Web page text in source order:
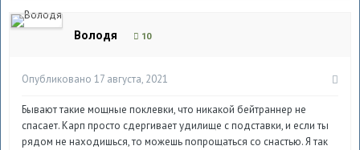
Володя 10
Опубликовано 17 августа, 2021
Бывают такие мощные поклевки, что никакой бейтраннер не
спасает. Карп просто сдергивает удилище с подставки, и если ты
рядом не находишься, то можешь попрощаться со снастью. Я так